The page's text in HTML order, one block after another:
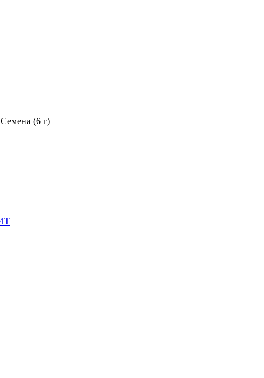
Семена (6 г)